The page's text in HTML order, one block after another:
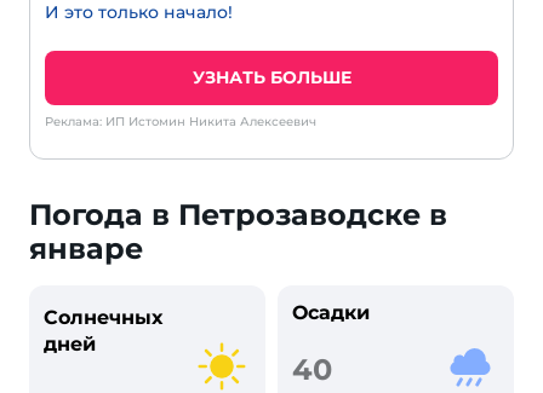
И это только начало!
УЗНАТЬ БОЛЬШЕ
Реклама: ИП Истомин Никита Алексеевич
Погода в Петрозаводске в
январе
Солнечных
дней
Осадки
40